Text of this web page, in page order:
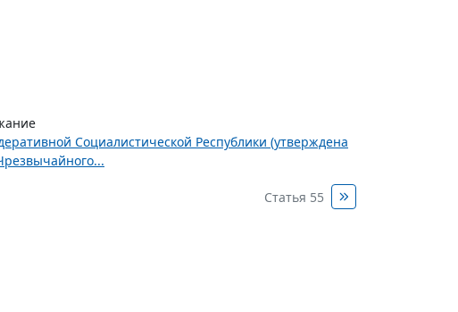
Социалистической Республики (утверждена
Статья 55